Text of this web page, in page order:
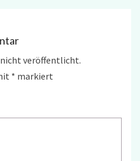
nicht veröffentlicht.
* markiert